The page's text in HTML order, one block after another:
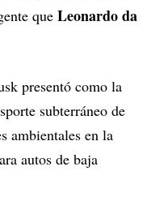
que Leonardo da
presentó como la
subterráneo de
ambientales en la
autos de baja